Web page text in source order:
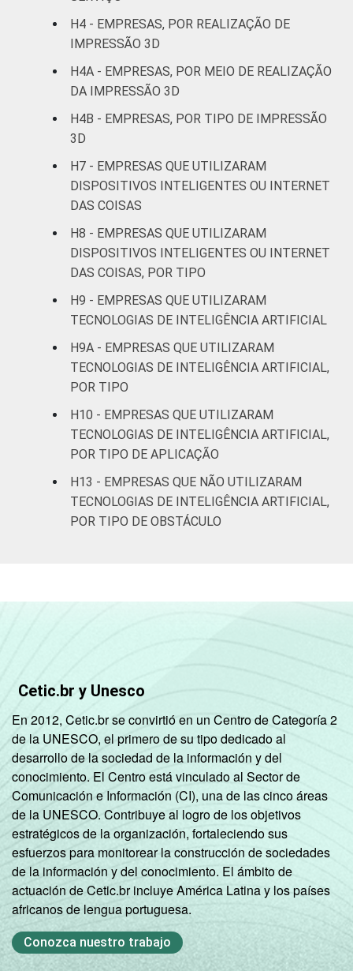
alimentação
comunicação
12
Atividades
profissionais,
científicas e
atividades
administrativas
e serviços
complementares
Artes, cultura,
esporte e
recreação,
serviços
40
Fonte: CGI.br/NIC.br, Centro Regional de
Estudos para o Desenvolvimento da
Sociedade da Informação (Cetic.br),
Pesquisa sobre o uso das tecnologias de
H4 - EMPRESAS, POR REALIZAÇÃO DE
IMPRESSÃO 3D
H4A - EMPRESAS, POR MEIO DE REALIZAÇÃO
DA IMPRESSÃO 3D
H4B - EMPRESAS, POR TIPO DE IMPRESSÃO
3D
H7 - EMPRESAS QUE UTILIZARAM
DISPOSITIVOS INTELIGENTES OU INTERNET
DAS COISAS
H8 - EMPRESAS QUE UTILIZARAM
DISPOSITIVOS INTELIGENTES OU INTERNET
DAS COISAS, POR TIPO
H9 - EMPRESAS QUE UTILIZARAM
TECNOLOGIAS DE INTELIGÊNCIA ARTIFICIAL
H9A - EMPRESAS QUE UTILIZARAM
TECNOLOGIAS DE INTELIGÊNCIA ARTIFICIAL,
POR TIPO
H10 - EMPRESAS QUE UTILIZARAM
TECNOLOGIAS DE INTELIGÊNCIA ARTIFICIAL,
POR TIPO DE APLICAÇÃO
H13 - EMPRESAS QUE NÃO UTILIZARAM
TECNOLOGIAS DE INTELIGÊNCIA ARTIFICIAL,
POR TIPO DE OBSTÁCULO
Cetic.br y Unesco
En 2012, Cetic.br se convirtió en un Centro de Categoría 2
de la UNESCO, el primero de su tipo dedicado al
desarrollo de la sociedad de la información y del
conocimiento. El Centro está vinculado al Sector de
Comunicación e Información (CI), una de las cinco áreas
de la UNESCO. Contribuye al logro de los objetivos
estratégicos de la organización, fortaleciendo sus
esfuerzos para monitorear la construcción de sociedades
de la información y del conocimiento. El ámbito de
actuación de Cetic.br incluye América Latina y los países
africanos de lengua portuguesa.
Conozca nuestro trabajo